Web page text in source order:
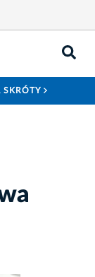
SKRÓTY